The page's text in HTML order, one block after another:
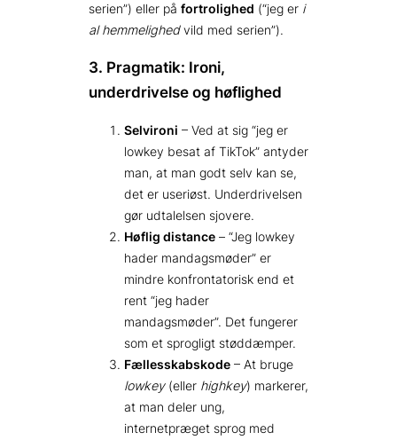
serien”) eller på fortrolighed (“jeg er i
al hemmelighedvild med serien”).
3. Pragmatik: Ironi,
underdrivelse og høflighed
Selvironi – Ved at sig “jeg er
lowkey besat af TikTok” antyder
man, at man godt selv kan se,
det er useriøst. Underdrivelsen
gør udtalelsen sjovere.
Høflig distance – “Jeg lowkey
hader mandagsmøder” er
mindre konfrontatorisk end et
rent “jeg hader
mandagsmøder”. Det fungerer
som et sprogligt støddæmper.
Fællesskabskode – At bruge
lowkey(eller highkey) markerer,
at man deler ung,
internetpræget sprog med